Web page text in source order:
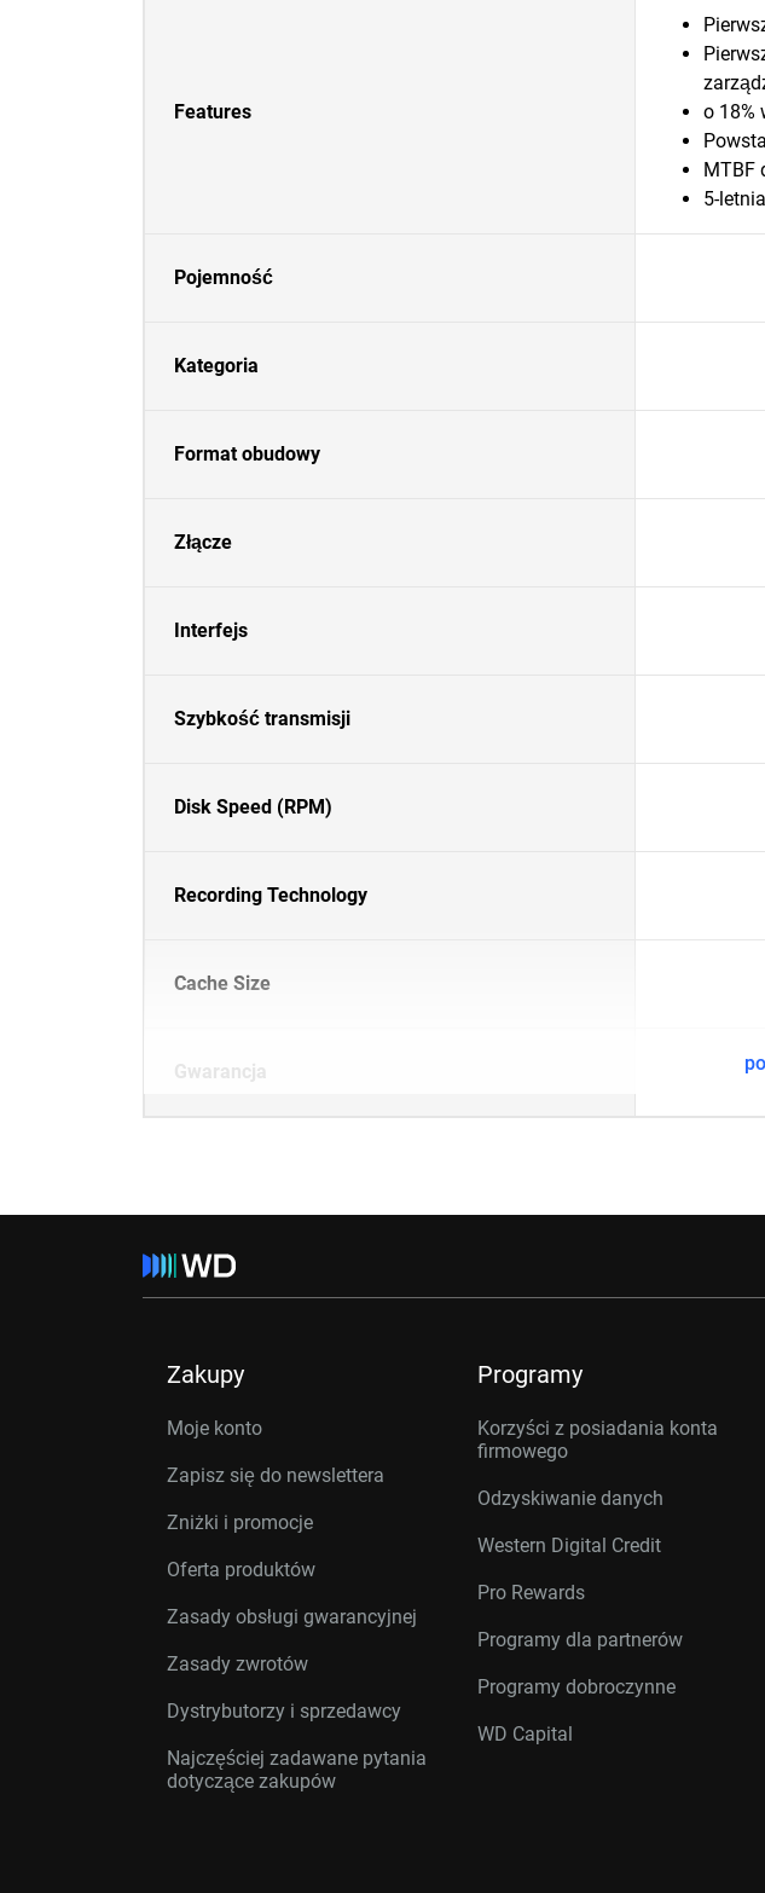
Features
o 18%
MTBF
5-
Pojemność
Kategoria
Format obudowy
Złącze
Interfejs
Szybkość transmisji
Disk Speed (RPM)
Recording Technology
Cache Size
Gwarancja
Zakupy
Moje konto
Zapisz się do newslettera
Zniżki i promocje
Oferta produktów
Zasady obsługi gwarancyjnej
Zasady zwrotów
Dystrybutorzy i sprzedawcy
Najczęściej zadawane pytania
dotyczące zakupów
Programy
Korzyści z posiadania konta
firmowego
Odzyskiwanie danych
Western Digital Credit
Pro Rewards
Programy dla partnerów
Programy dobroczynne
WD Capital